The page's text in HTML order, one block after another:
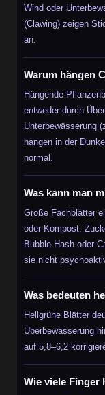
Wind oder
(Clawing) zeigen
an.
Warum hängen
Hängende
entweder durch
Unterbewässerung
hängen in der
normal.
Was kann man
Große Fachblätter
oder Kompost.
Bubble Hash oder
sie nicht
Was bedeuten
Hellgrüne Blätter
Überbewässerung
auf 5,8–6,2
Wie viele Finger